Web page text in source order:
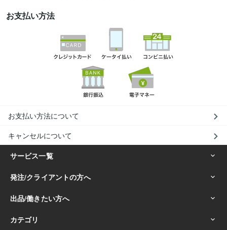
お支払い方法
お支払い方法について
キャンセルについて